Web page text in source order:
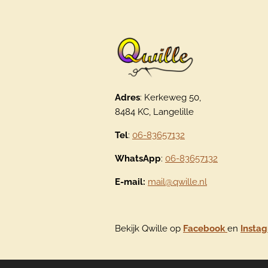
Adres: Kerkeweg 50,
8484 KC, Langelille
Tel: 06-83657132
WhatsApp: 06-83657132
E-mail: mail@qwille.nl
Bekijk Qwille op Facebook en